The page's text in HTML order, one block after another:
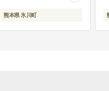
熊本県 氷川町